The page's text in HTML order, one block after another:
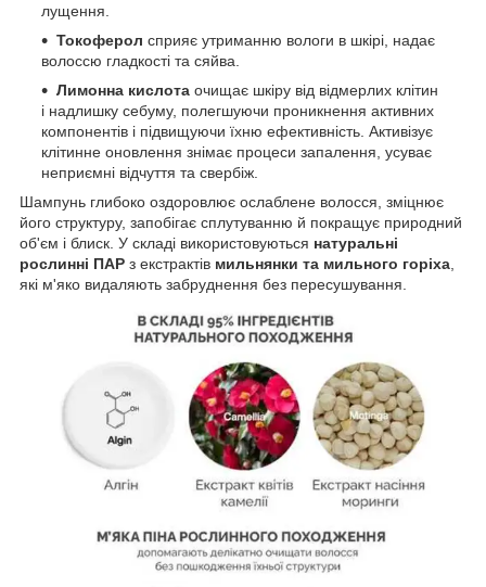
лущення.
Токоферол сприяє утриманню вологи в шкірі, надає
волоссю гладкості та сяйва.
Лимонна кислота очищає шкіру від відмерлих клітин
і надлишку себуму, полегшуючи проникнення активних
компонентів і підвищуючи їхню ефективність. Активізує
клітинне оновлення знімає процеси запалення, усуває
неприємні відчуття та свербіж.
Шампунь глибоко оздоровлює ослаблене волосся, зміцнює
його структуру, запобігає сплутуванню й покращує природний
об'єм і блиск. У складі використовуються натуральні
рослинні ПАР з екстрактів мильнянки та мильного горіха
які м'яко видаляють забруднення без пересушування.